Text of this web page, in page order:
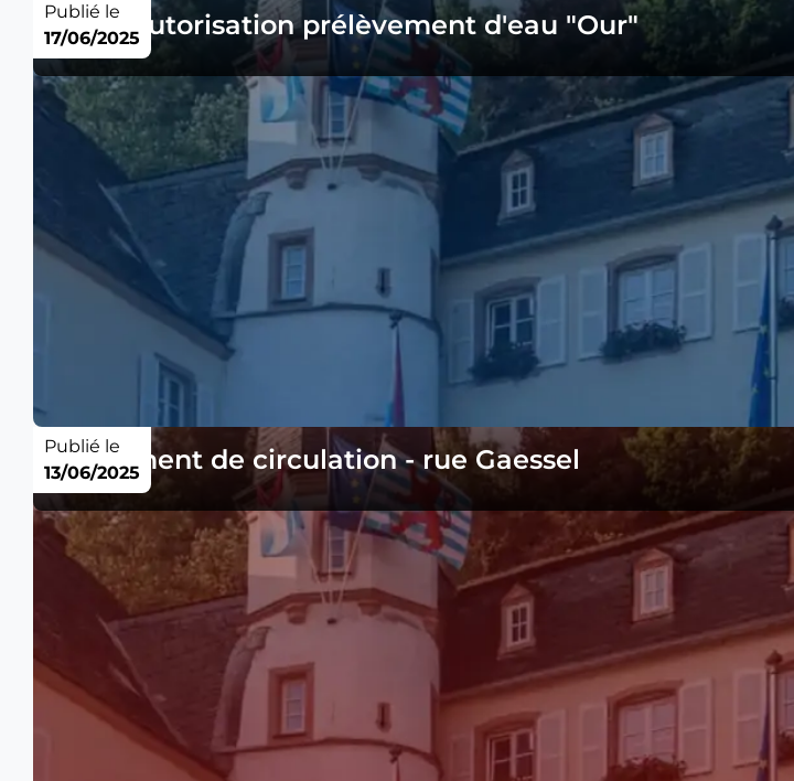
Avis - autorisation prélèvement d'eau "Our"
Publié le
17/06/2025
Règlement de circulation - rue Gaessel
Publié le
13/06/2025